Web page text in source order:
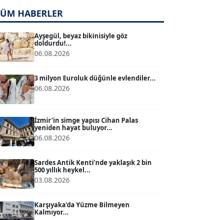
T TUĞÇE TUĞSAVUL BAYSOY
Köşe Yazarı
ATİLLA KÖPRÜLÜOĞLU
MERT ERBOY
B BÜLENT SAĞLAM
HABERLER
Ayşegül, beyaz bikinisiyle göz
doldurdu!...
06.08.2026
3 milyon Euroluk düğünle evlendiler...
06.08.2026
İzmir’in simge yapısı Cihan Palas
yeniden hayat buluyor...
06.08.2026
Sardes Antik Kenti’nde yaklaşık 2 bin
500 yıllık heykel...
03.08.2026
Karşıyaka’da Yüzme Bilmeyen
Kalmıyor...